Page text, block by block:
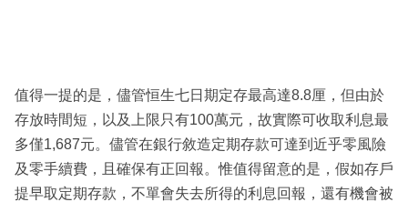
值得一提的是，儘管恒生七日期定存最高達8.8厘，但由於
存放時間短，以及上限只有100萬元，故實際可收取利息最
多僅1,687元。儘管在銀行敘造定期存款可達到近乎零風險
及零手續費，且確保有正回報。惟值得留意的是，假如存戶
提早取定期存款，不單會失去所得的利息回報，還有機會被